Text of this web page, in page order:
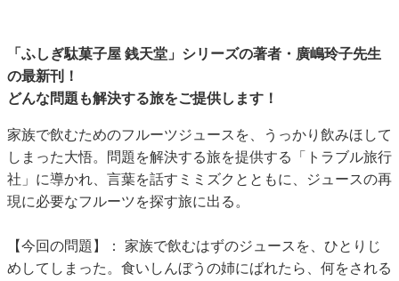
「ふしぎ駄菓子屋 銭天堂」シリーズの著者・廣嶋玲子先生
の最新刊！
どんな問題も解決する旅をご提供します！
家族で飲むためのフルーツジュースを、うっかり飲みほして
しまった大悟。問題を解決する旅を提供する「トラブル旅行
社」に導かれ、言葉を話すミミズクとともに、ジュースの再
現に必要なフルーツを探す旅に出る。
【今回の問題】： 家族で飲むはずのジュースを、ひとりじ
めしてしまった。食いしんぼうの姉にばれたら、何をされる